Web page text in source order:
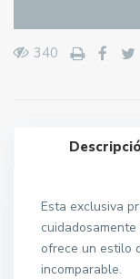
340
Esta exclusiva
ofrece un estilo
incomparable.